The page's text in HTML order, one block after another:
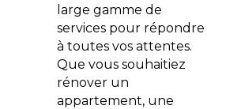
large gamme de
services pour répondre
à toutes vos attentes.
Que vous souhaitiez
rénover un
appartement, une